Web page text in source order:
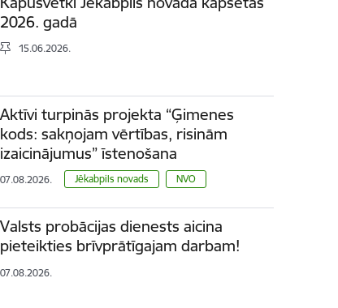
2026. gadā
15.06.2026.
Aktīvi turpinās projekta “Ģimenes
kods: sakņojam vērtības, risinām
izaicinājumus” īstenošana
07.08.2026. Jēkabpils novads NVO
Valsts probācijas dienests aicina
pieteikties brīvprātīgajam darbam!
07.08.2026.